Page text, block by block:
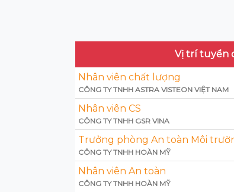
Vị trí tuyển
Nhân viên chất lượng
CÔNG TY TNHH ASTRA VISTEON VIỆT NAM
Nhân viên CS
CÔNG TY TNHH GSR VINA
Trưởng phòng An toàn Môi
CÔNG TY TNHH HOÀN MỸ
Nhân viên An toàn
CÔNG TY TNHH HOÀN MỸ